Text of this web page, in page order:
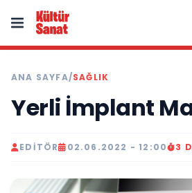
ANA SAYFA/SAĞLIK
Yerli İmplant
EDITÖR 02.06.2022 - 12:00 3